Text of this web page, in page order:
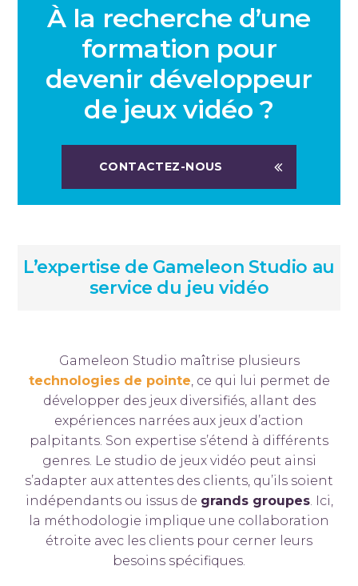
À la recherche d’une
formation pour
devenir développeur
de jeux vidéo ?
CONTACTEZ-NOUS
L’expertise de Gameleon Studio au
service du jeu vidéo
Gameleon Studio maîtrise plusieurs
technologies de pointe, ce qui lui permet de
développer des jeux diversifiés, allant des
expériences narrées aux jeux d’action
palpitants. Son expertise s’étend à différents
genres. Le studio de jeux vidéo peut ainsi
s’adapter aux attentes des clients, qu’ils soient
indépendants ou issus de grands groupes. Ici,
la méthodologie implique une collaboration
étroite avec les clients pour cerner leurs
besoins spécifiques.